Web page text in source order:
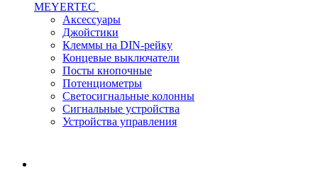
MEYERTEC
Аксессуары
Джойстики
Клеммы на DIN-рейку
Концевые выключатели
Посты кнопочные
Потенциометры
Светосигнальные колонны
Сигнальные устройства
Устройства управления